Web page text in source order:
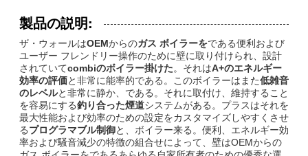
製品の説明:
ザ・ウォールはOEMからのガス ボイラーをである便利および
ユーザー フレンドリー操作のために壁に取り付けられ、設計
されていてcombiのボイラー掛けた。それはA+のエネルギー
効率の評価と非常に能率的である。このボイラーはまた低雑音
のレベルと非常に静か、である。それに取付け、維持すること
を容易にする釣り合った煙道システムがある。プラスはそれを
最大性能および効率のための設定をカスタマイズしやすくさせ
るプログラマブル制御と、ボイラー来る。便利、エネルギー効
率および騒音減少の特徴の組合せによって、壁はOEMからの